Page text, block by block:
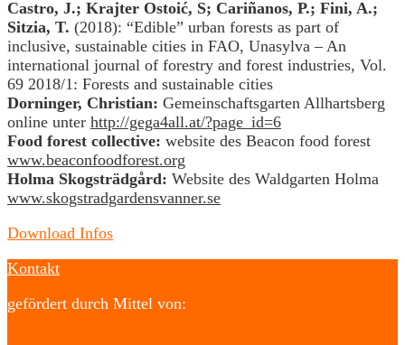
Castro, J.; Krajter Ostoić, S; Cariñanos, P.; Fini, A.;
Sitzia, T. (2018): “Edible” urban forests as part of
inclusive, sustainable cities in FAO, Unasylva – An
international journal of forestry and forest industries, Vol.
69 2018/1: Forests and sustainable cities
Dorninger, Christian: Gemeinschaftsgarten Allhartsberg
online unter http://gega4all.at/?page_id=6
Food forest collective: website des Beacon food forest
www.beaconfoodforest.org
Holma Skogsträdgård: Website des Waldgarten Holma
www.skogstradgardensvanner.se
Download Infos
Kontakt
gefördert durch Mittel von: